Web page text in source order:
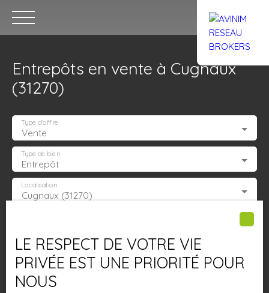
Accueil Acheter Trouver un
Estimation
Entrepôts en vente à Cugnaux
(31270)
Vente
Type d'offre
Entrepôt
Type de bien
Cugnaux (31270)
Localisation
Surface min (m²)
LE RESPECT DE VOTRE VIE
PRIVÉE EST UNE PRIORITÉ POUR
NOUS